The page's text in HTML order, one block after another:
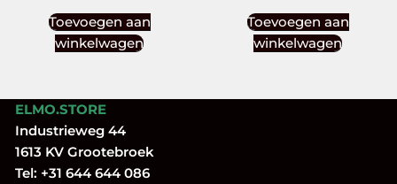
Toevoegen aan
winkelwagen
Toevoegen aan
winkelwagen
ELMO.STORE
Industrieweg 44
1613 KV Grootebroek
Tel: +31 644 644 086